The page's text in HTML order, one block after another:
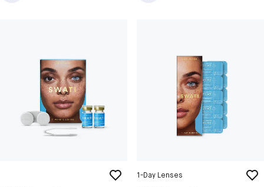
1-Day Lenses